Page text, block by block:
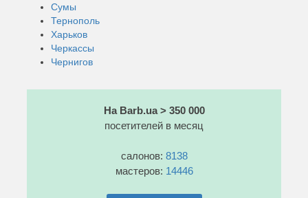
Сумы
Тернополь
Харьков
Черкассы
Чернигов
На Barb.ua > 350 000
посетителей в месяц
салонов: 8138
мастеров: 14446